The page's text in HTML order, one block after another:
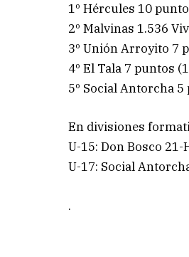
1º Hércules 10
2º Malvinas 1.536
3º Unión Arroyito 7
4º El Tala 7 puntos
5º Social Antorcha 5
En divisiones
U-15: Don Bosco 21-
U-17: Social
.